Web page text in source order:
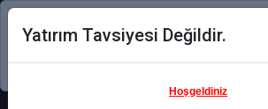
Şimdi uygulamayı indirin!
Yatırım Tavsiyesi Değildir.
Hoşgeldiniz